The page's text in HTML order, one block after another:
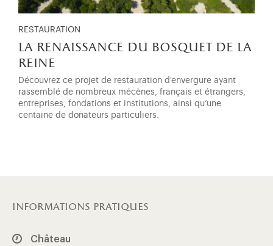
RESTAURATION
la renaissance du bosquet de la
reine
Découvrez ce projet de restauration d'envergure ayant
rassemblé de nombreux mécènes, français et étrangers,
entreprises, fondations et institutions, ainsi qu’une
centaine de donateurs particuliers.
informations pratiques
Château